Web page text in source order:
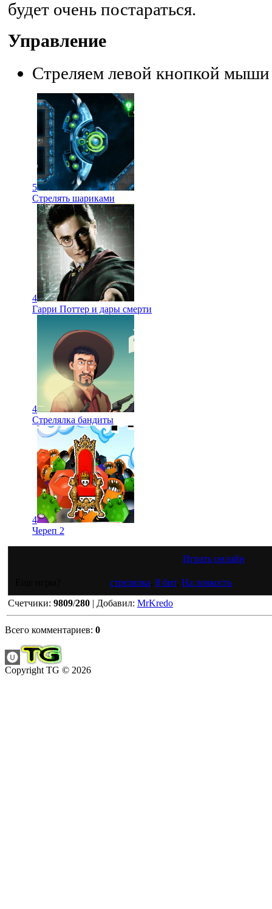
будет очень постараться.
Управление
Стреляем левой кнопкой мыши
5
Стрелять шариками
4
Гарри Поттер и дары смерти
4
Стрелялка бандиты
4
Череп 2
Играть онлайн
стрелялка 8 бит, На ловкость
Счетчики: 9809/280 | Добавил: MrKredo
Всего комментариев: 0
Copyright TG © 2026